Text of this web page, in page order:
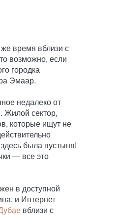
же время вблизи с
возможно, если
городка
Эмаар.
недалеко от
Жилой сектор,
которые ищут не
была пустыня!
— все это
в доступной
и Интернет
вблизи с